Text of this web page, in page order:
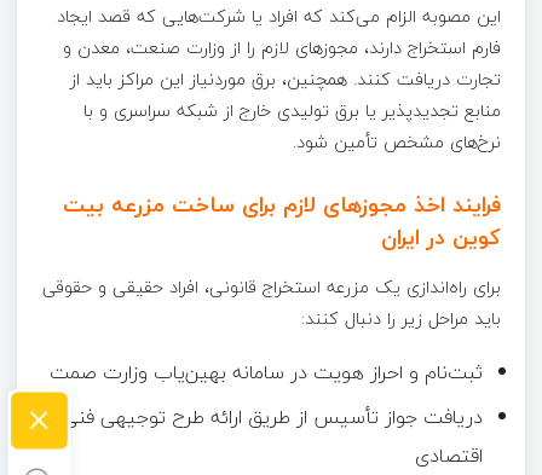
این مصوبه الزام می‌کند که افراد یا شرکت‌هایی که قصد ایجاد
فارم استخراج دارند، مجوزهای لازم را از وزارت صنعت، معدن و
تجارت دریافت کنند. همچنین، برق موردنیاز این مراکز باید از
منابع تجدیدپذیر یا برق تولیدی خارج از شبکه سراسری و با
نرخ‌های مشخص تأمین شود.
فرایند اخذ مجوزهای لازم برای ساخت مزرعه بیت
کوین در ایران
برای راه‌اندازی یک مزرعه استخراج قانونی، افراد حقیقی و حقوقی
باید مراحل زیر را دنبال کنند:
ثبت‌نام و احراز هویت در سامانه بهین‌یاب وزارت صمت
دریافت جواز تأسیس از طریق ارائه طرح توجیهی فنی و
اقتصادی
×